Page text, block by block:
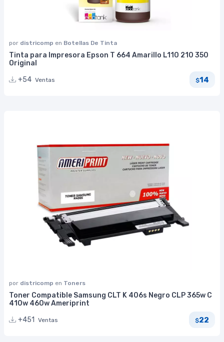
por districomp en Botellas De Tinta
Tinta para Impresora Epson T 664 Amarillo L110 210 350
Original
+54 Ventas $14
por districomp en Toners
Toner Compatible Samsung CLT K 406s Negro CLP 365w C
410w 460w Ameriprint
+451
Ventas $22